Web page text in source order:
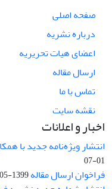
صفحه اصلی
درباره نشریه
اعضای هیات تحریریه
ارسال مقاله
تماس با ما
نقشه سایت
اخبار و اعلانات
انتشار ویژه‌نامه جدید با
01-07
فراخوان ارسال مقاله1399-05-22